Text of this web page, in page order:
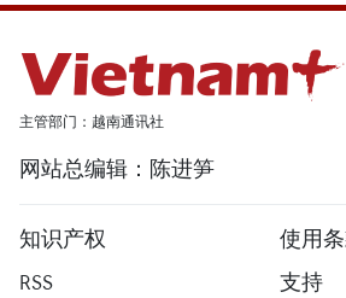
主管部门：越南通讯社
网站总编辑：陈进笋
知识产权
使用
RSS
支持